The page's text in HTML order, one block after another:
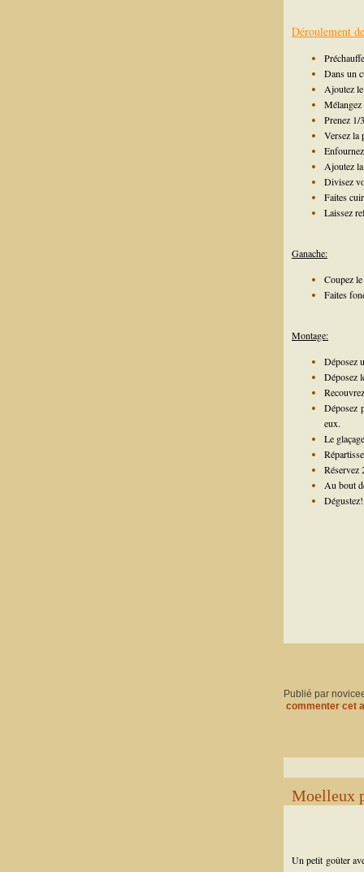
Déroulement
Dans un
Ajoutez
Mélangez
Prenez 1/
Versez la
Ajoutez
Divisez
Faites
Laissez
Ganache:
Coupez
Faites
Montage:
Déposez
Déposez
Déposez
eux.
Le
Réservez
Au bout
Dégustez!
Publié par
commenter cet
Moelleux
Un petit goûter